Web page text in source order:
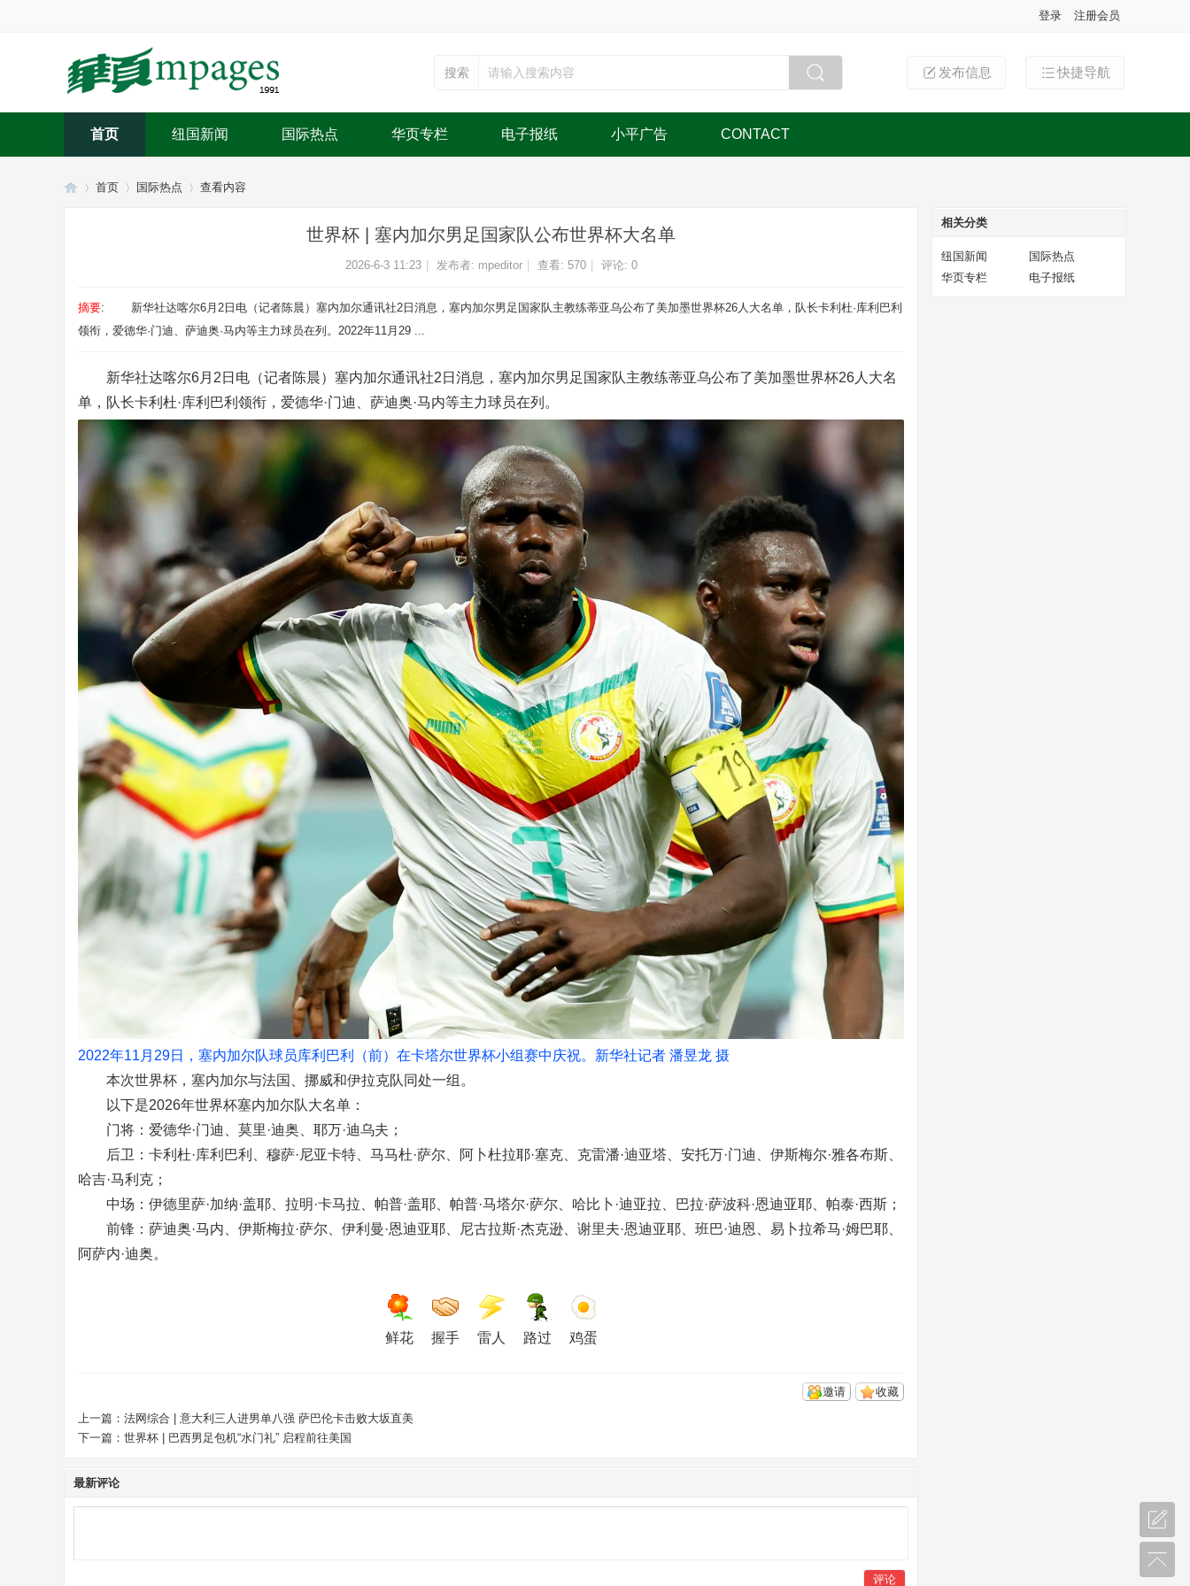
登录 注册会员
快捷导航
发布信息
搜索
首页 纽国新闻 国际热点 华页专栏 电子报纸 小平广告 CONTACT
首页 国际热点 查看内容
世界杯 | 塞内加尔男足国家队公布世界杯大名单
2026-6-3 11:23 发布者: mpeditor 查看: 570 评论: 0
摘要: 新华社达喀尔6月2日电（记者陈晨）塞内加尔通讯社2日消息，塞内加尔男足国家队主教练蒂亚乌公布了美加墨世界杯26人大名单，队长卡利杜·库利巴利
领衔，爱德华·门迪、萨迪奥·马内等主力球员在列。2022年11月29 ...
新华社达喀尔6月2日电（记者陈晨）塞内加尔通讯社2日消息，塞内加尔男足国家队主教练蒂亚乌公布了美加墨世界杯26人大名
单，队长卡利杜·库利巴利领衔，爱德华·门迪、萨迪奥·马内等主力球员在列。
2022年11月29日，塞内加尔队球员库利巴利（前）在卡塔尔世界杯小组赛中庆祝。新华社记者 潘昱龙 摄
本次世界杯，塞内加尔与法国、挪威和伊拉克队同处一组。
以下是2026年世界杯塞内加尔队大名单：
门将：爱德华·门迪、莫里·迪奥、耶万·迪乌夫；
后卫：卡利杜·库利巴利、穆萨·尼亚卡特、马马杜·萨尔、阿卜杜拉耶·塞克、克雷潘·迪亚塔、安托万·门迪、伊斯梅尔·雅各布斯、
哈吉·马利克；
中场：伊德里萨·加纳·盖耶、拉明·卡马拉、帕普·盖耶、帕普·马塔尔·萨尔、哈比卜·迪亚拉、巴拉·萨波科·恩迪亚耶、帕泰·西斯；
前锋：萨迪奥·马内、伊斯梅拉·萨尔、伊利曼·恩迪亚耶、尼古拉斯·杰克逊、谢里夫·恩迪亚耶、班巴·迪恩、易卜拉希马·姆巴耶、
阿萨内·迪奥。
鲜花 握手 雷人 路过 鸡蛋
收藏
邀请
上一篇： 法网综合 | 意大利三人进男单八强 萨巴伦卡击败大坂直美
下一篇： 世界杯 | 巴西男足包机“水门礼” 启程前往美国
最新评论
评论
相关分类
纽国新闻
国际热点
华页专栏
电子报纸